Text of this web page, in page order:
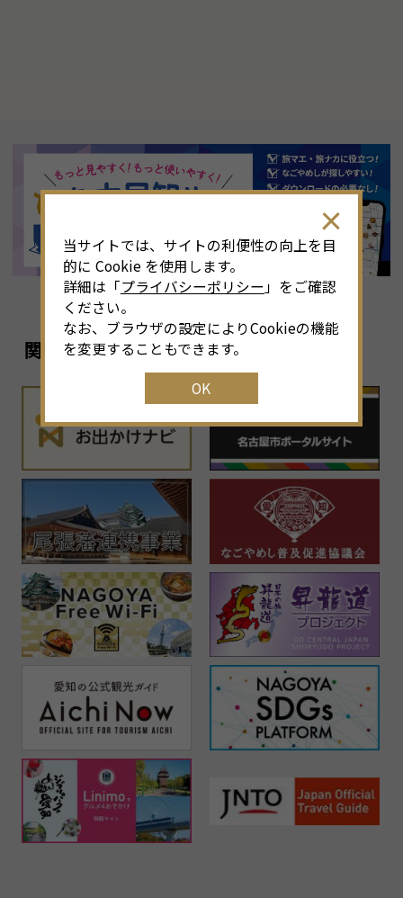
関連リンク
当サイトでは、サイトの利便性の向上を目
的に Cookie を使用します。
詳細は「プライバシーポリシー 」をご確認
ください。
なお、ブラウザの設定によりCookieの機能
を変更することもできます。
OK